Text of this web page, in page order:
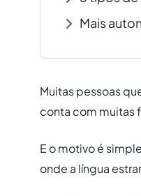
Mais
Muitas pessoas
conta com muitas
E o motivo é
onde a língua